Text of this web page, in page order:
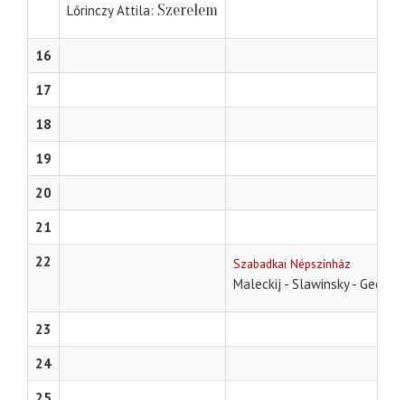
Lőrinczy Attila Szerelem
16
17
18
19
20
21
22
Szabadkai Népszínház
Maleckij - Slawinsky - George
23
24